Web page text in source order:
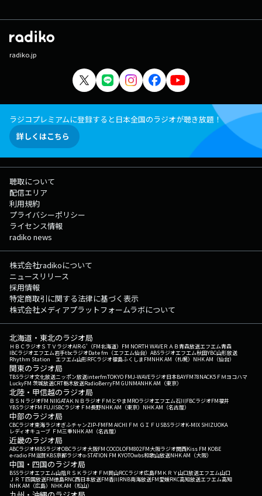
radiko.jp
ラジコプレミアムに登録すると日本全国のラジオが聴き放題！
詳しくはこちら
聴取について
配信エリア
利用規約
プライバシーポリシー
ライセンス情報
radiko news
株式会社radikoについて
ニュースリリース
採用情報
特定商取引に関する法律に基づく表示
株式会社メディアプラットフォームラボについて
北海道・東北のラジオ局
ＨＢＣラジオＳＴＶラジオAIR-G'（FM北海道） FM NORTH WAVEＲＡＢ青森放送エフエム青森
IBCラジオエフエム岩手tbcラジオDate fm（エフエム仙台） ABSラジオエフエム秋田YBC山形放送
Rhythm Station エフエム山形RFCラジオ福島ふくしまFMNHK AM（札幌） NHK AM（仙台）
関東のラジオ局
TBSラジオ文化放送ニッポン放送interfmTOKYO FMJ-WAVEラジオ日本BAYFM78NACK5 ＦＭヨコハマ
LuckyFM 茨城放送CRT栃木放送RadioBerryFM GUNMANHK AM（東京）
北陸・甲信越のラジオ局
ＢＳＮラジオFM NIIGATAＫＮＢラジオ ＦＭとやまMROラジオエフエム石川FBCラジオFM福井
YBSラジオFM FUJISBCラジオ ＦＭ長野NHK AM（東京） NHK AM（名古屋）
中部のラジオ局
CBCラジオ東海ラジオぎふチャンZIP-FMFM AICHI ＦＭ ＧＩＦＵ SBSラジオK-MIX SHIZUOKA
レディオキューブ ＦＭ三重NHK AM（名古屋）
近畿のラジオ局
ABCラジオMBSラジオOBCラジオ大阪FM COCOLOFM802FM大阪ラジオ関西Kiss FM KOBE
e-radio FM滋賀KBS京都ラジオα-STATION FM KYOTOwbs和歌山放送NHK AM（大阪）
中国・四国のラジオ局
BSSラジオエフエム山陰ＲＳＫラジオ ＦＭ岡山RCCラジオ広島FM ＫＲＹ山口放送エフエム山口
ＪＲＴ四国放送FM徳島RNC西日本放送FM香川RNB南海放送FM愛媛RKC高知放送エフエム高知
NHK AM（広島） NHK AM（松山）